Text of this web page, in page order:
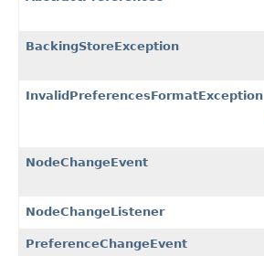
BackingStoreException
InvalidPreferencesFormatException
NodeChangeEvent
NodeChangeListener
PreferenceChangeEvent